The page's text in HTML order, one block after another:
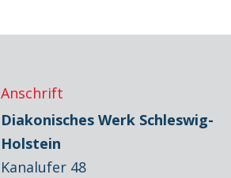
Anschrift
Diakonisches Werk Schleswig-
Holstein
Kanalufer 48